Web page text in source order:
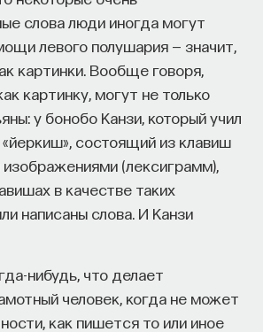
слова люди иногда могут
левого полушария — значит,
картинки. Вообще говоря,
картинку, могут не только
у бонобо Канзи, который учил
состоящий из клавиш
(лексиграмм),
в качестве таких
написаны слова. И Канзи
нибудь, что делает
человек, когда не может
как пишется то или иное
Дубынин— доктор
профессор кафедры
и животных биологического
им. М.В. Ломоносова
РАБОТАЛИ